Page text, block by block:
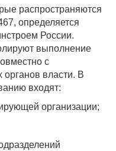
распространяются
определяется
России.
выполнение
с
органов власти. В
входят:
организации;